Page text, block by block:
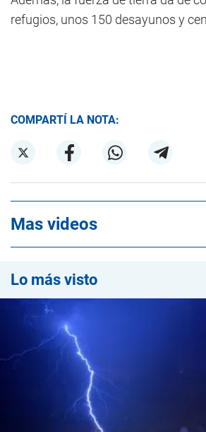
refugios, unos 150 desayunos y
COMPARTÍ LA NOTA:
Mas videos
Lo más visto